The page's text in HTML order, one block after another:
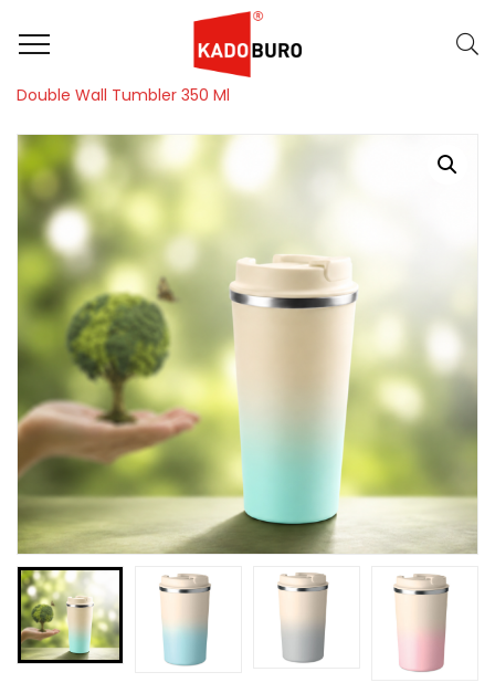
Home Duurzame Geschenken
Dag van de Leraar / Leidster
Double Wall Tumbler 350 Ml